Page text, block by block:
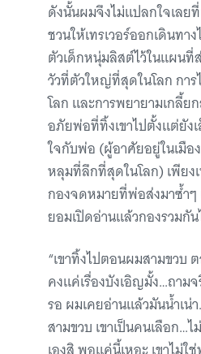
ดังนั้นผมจึงไม่แปลกใจเลย
ชวนให้เทรเวอร์ออกเดินทา
ตัวเด็กหนุ่มลิสต์ไว้ในแผนที่
วัวที่ตัวใหญ่ที่สุดในโลก กา
โลก และการพยายามเกลี้ย
อภัยพ่อที่ทิ้งเขาไปตั้งแต่ยัง
ใจกับพ่อ (ผู้อาศัยอยู่ในเมือ
หลุมที่ลึกที่สุดในโลก) เพียง
กองจดหมายที่พ่อส่งมาซ้ำๆ
ยอมเปิดอ่านแล้วกองรวมกั
“เขาทิ้งไปตอนผมสามขวบ
คงแค่เรื่องบังเอิญมั้ง…ถาม
รอ ผมเคยอ่านแล้วมันน้ำเน่
สามขวบ เขาเป็นคนเลือก…